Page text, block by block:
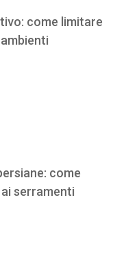
come limitare
come
serramenti